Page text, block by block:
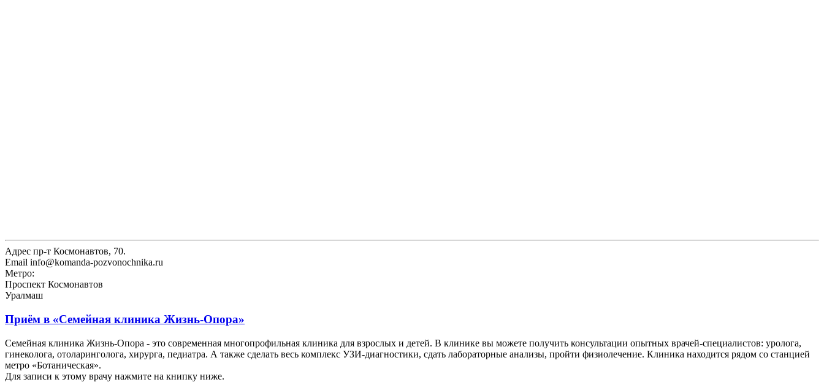
Адрес пр-т Космонавтов, 70.
Email info@komanda-pozvonochnika.ru
Метро:
Проспект Космонавтов
Уралмаш
Приём в «Семейная клиника Жизнь-Опора»
Семейная клиника Жизнь-Опора - это современная многопрофильная клиника для взрослых и детей. В клинике вы можете получить консультации опытных врачей-специалистов: уролога,
гинеколога, отоларинголога, хирурга, педиатра. А также сделать весь комплекс УЗИ-диагностики, сдать лабораторные анализы, пройти физиолечение. Клиника находится рядом со станцией
метро «Ботаническая».
Для записи к этому врачу нажмите на книпку ниже.